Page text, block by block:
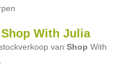
With Julia
vanShop With